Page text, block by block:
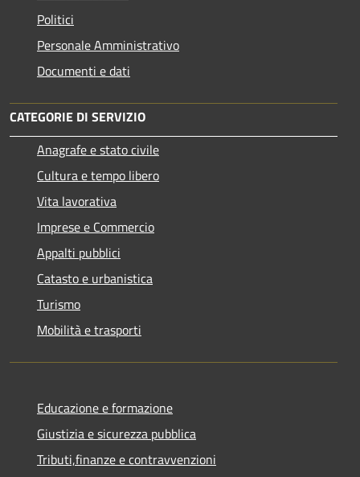
Politici
Personale Amministrativo
Documenti e dati
CATEGORIE DI SERVIZIO
Anagrafe e stato civile
Cultura e tempo libero
Vita lavorativa
Imprese e Commercio
Appalti pubblici
Catasto e urbanistica
Turismo
Mobilità e trasporti
Educazione e formazione
Giustizia e sicurezza pubblica
Tributi,finanze e contravvenzioni